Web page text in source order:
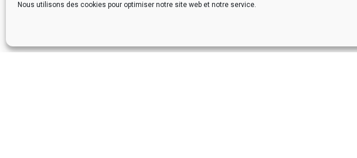
Nous utilisons des cookies pour optimiser notre site web et notre service.